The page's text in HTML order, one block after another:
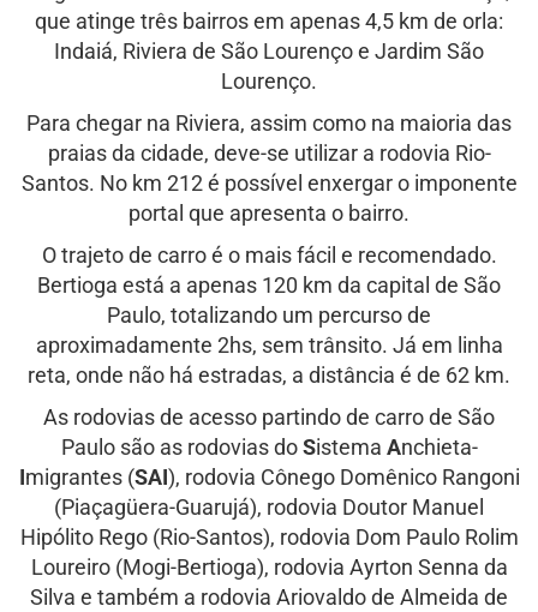
que atinge três bairros em apenas 4,5 km de orla:
Indaiá, Riviera de São Lourenço e Jardim São
Lourenço.
Para chegar na Riviera, assim como na maioria das
praias da cidade, deve-se utilizar a rodovia Rio-
Santos. No km 212 é possível enxergar o imponente
portal que apresenta o bairro.
O trajeto de carro é o mais fácil e recomendado.
Bertioga está a apenas 120 km da capital de São
Paulo, totalizando um percurso de
aproximadamente 2hs, sem trânsito. Já em linha
reta, onde não há estradas, a distância é de 62 km.
As rodovias de acesso partindo de carro de São
Paulo são as rodovias doSistema Anchieta-
Imigrantes (SAI), rodovia Cônego Domênico Rangoni
(Piaçagüera-Guarujá), rodovia Doutor Manuel
Hipólito Rego (Rio-Santos), rodovia Dom Paulo Rolim
Loureiro (Mogi-Bertioga), rodovia Ayrton Senna da
Silva e também a rodovia Ariovaldo de Almeida de